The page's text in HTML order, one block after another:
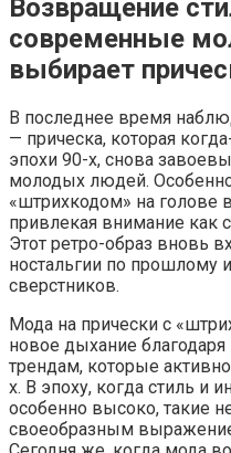
Возвращение
современные
выбирает
В последнее время
— прическа, которая
эпохи 90-х, снова
молодых людей.
«штрихкодом» на голове
привлекая внимание как
Этот ретро-образ вновь
ностальгии по прошлому
сверстников.
Мода на прически с
новое дыхание
трендам, которые
х. В эпоху, когда стиль и
особенно высоко, такие
своеобразным